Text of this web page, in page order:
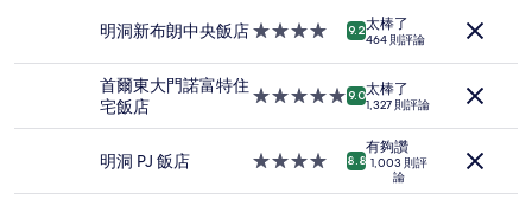
晚
件
尋
住
明洞新布朗中央飯店4.0
住
9.2太棒了
464 則評論
首爾東大門諾富特住
宅飯店
5.0
住
9.0太棒了
1,327 則評論
明洞 PJ 飯店
4.0
8.8
有夠讚
1,003 則評
論